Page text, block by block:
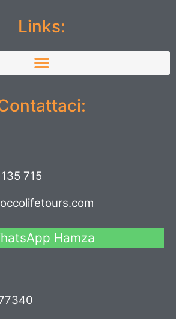
Links:
715
Hamza